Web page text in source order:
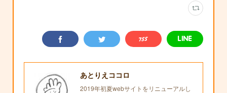
あとりえココロ
2019年初夏webサイトをリニューアルし